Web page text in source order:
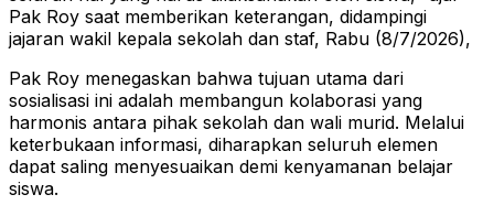
Pak Roy saat memberikan keterangan, didampingi
jajaran wakil kepala sekolah dan staf, Rabu (8/7/2026),
​Pak Roy menegaskan bahwa tujuan utama dari
sosialisasi ini adalah membangun kolaborasi yang
harmonis antara pihak sekolah dan wali murid. Melalui
keterbukaan informasi, diharapkan seluruh elemen
dapat saling menyesuaikan demi kenyamanan belajar
siswa.